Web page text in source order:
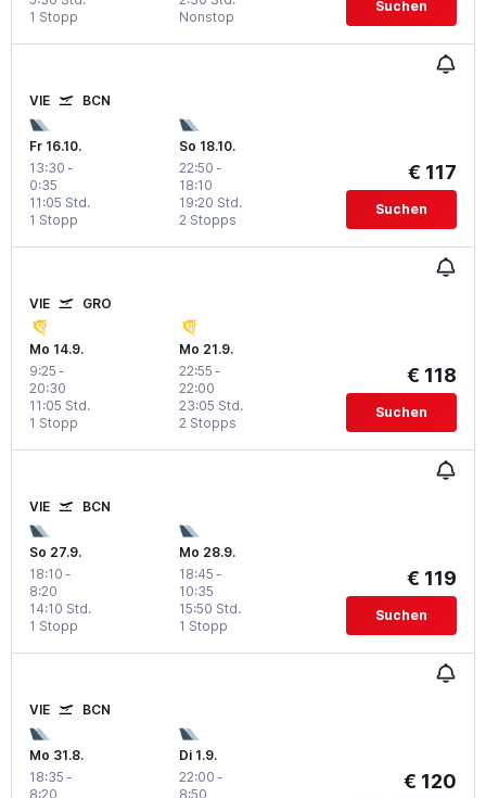
1 Stopp
Nonstop
Suchen
VIE BCN
Fr 16.10.
13:30 -
0:35
1 Stopp
11:05 Std.
So 18.10.
22:50 -
18:10
2 Stopps
19:20 Std.
€ 117
Suchen
VIE GRO
Mo 14.9.
9:25 -
20:30
1 Stopp
11:05 Std.
Mo 21.9.
22:55 -
22:00
2 Stopps
23:05 Std.
€ 118
Suchen
VIE BCN
So 27.9.
18:10 -
8:20
1 Stopp
14:10 Std.
Mo 28.9.
18:45 -
10:35
1 Stopp
15:50 Std.
€ 119
Suchen
VIE BCN
Mo 31.8.
18:35 -
8:20
Di 1.9.
22:00 -
8:50
€ 120